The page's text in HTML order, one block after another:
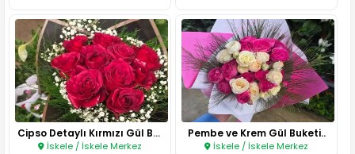
Cipso Detaylı Kırmızı Gül Buke..
İskele / İskele Merkez
Pembe ve Krem Gül Buketi..
İskele / İskele Merkez